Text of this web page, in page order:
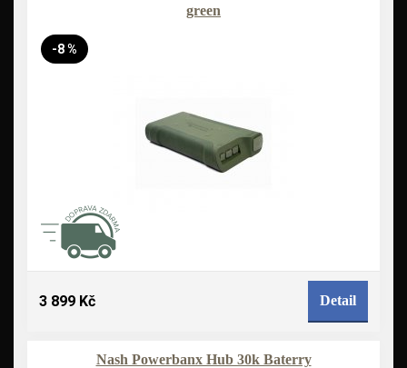
green
-8 %
3 899 Kč Detail
Nash Powerbanx Hub 30k Baterry